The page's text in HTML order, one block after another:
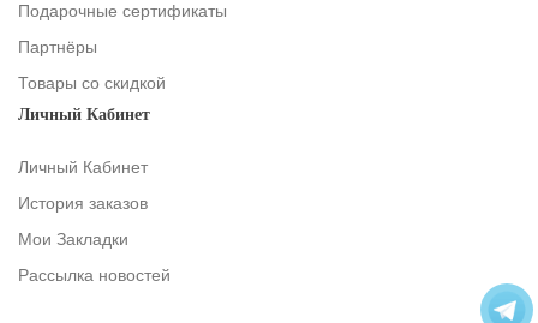
Подарочные сертификаты
Партнёры
Товары со скидкой
Личный Кабинет
Личный Кабинет
История заказов
Мои Закладки
Рассылка новостей